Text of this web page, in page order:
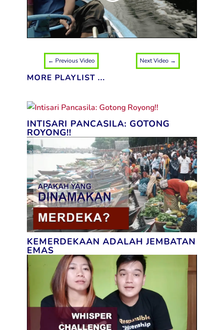
← Previous Video Next Video →
MORE PLAYLIST ...
INTISARI PANCASILA: GOTONG
ROYONG!!
KEMERDEKAAN ADALAH JEMBATAN
EMAS